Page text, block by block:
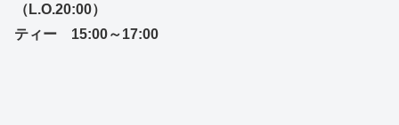
（L.O.20:00）
ティー 15:00～17:00